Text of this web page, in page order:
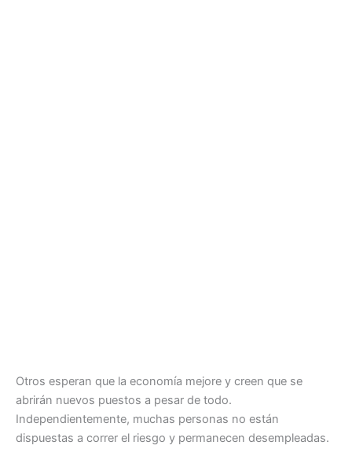
Otros esperan que la economía mejore y creen que se
abrirán nuevos puestos a pesar de todo.
Independientemente, muchas personas no están
dispuestas a correr el riesgo y permanecen desempleadas.